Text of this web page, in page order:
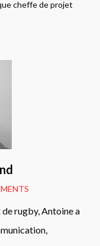
cheffe de projet
de rugby, Antoine a